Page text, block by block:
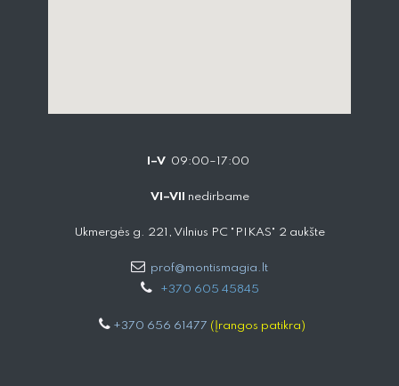
I–V 09:00–17:00
VI–VII nedirbame
Ukmergės g. 221, Vilnius PC "PIKAS" 2 aukšte
prof@montismagia.lt
+370 605 4584​5
+370 656 61477 (Įrangos patikra)